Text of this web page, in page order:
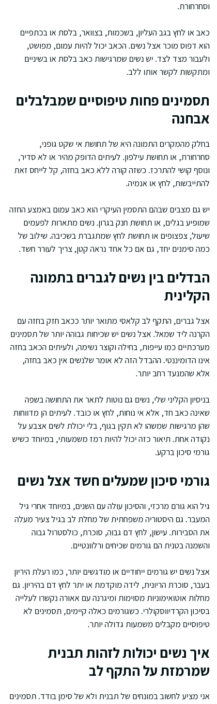
וסחרחורת.
כאב או לחץ בגב העליון, בשכמות, בצוואר, בלסת או בכתפיים
הוא דפוס מוכר אצל נשים. הכאב יכול להיות עמום, מפושט,
ולעבור מצד לצד. יש נשים שמרגישות כאב בלסת או בשיניים
ומתקשות לקשר אותו ללב.
תסמינים פחות טיפוסיים שמבלבלים
אבחנה
בחלק מהמקרים התמונה היא של תחושת אי שקט גופני,
סחרחורת, או תחושת עילפון. לעיתים הדופק מהיר או לא סדיר,
ונוסף קושי להתרכז. כשזה קורה ללא כאב בחזה, קל לייחס זאת
להתייבשות, לחץ או אנמיה.
יש גם מצבים שבהם התסמין העיקרי הוא כאב עמום באמצע החזה
שמופיע בגלים, או תחושת חנק בגרון. נשים מתארות לפעמים
שיעול, צפצופים או תחושת לחץ שמתגברת בשכיבה. שילוב של
כמה סימנים יחד, גם אם כל אחד נראה קטן, צריך לעורר חשד.
הבדלים בין נשים לגברים בתמונה
הקלינית
אצל גברים, התקף לב קלאסי מתואר יותר ככאב חזק בחזה עם
הקרנה ליד שמאל. אצל נשים יש שכיחות גבוהה יותר של תסמינים
מערכתיים כמו עייפות, בחילה וקוצר נשימה, ולעיתים הכאב בחזה
אינו הדומיננטי. ההבדל הזה לא אומר שלנשים אין כאב בחזה,
אלא שהמנעד רחב יותר.
בניסיון הקליני שלי, נשים גם נוטות לתאר את התחושה בשפה
שאינה כאב חד, אלא אי נוחות, לחץ או כובד. לעיתים הן מדווחות
שהן מרגישות שמשהו לא תקין בגוף, בלי יכולת לשים אצבע על
נקודה אחת. תיאור כזה יכול להיות רמז משמעותי, במיוחד כשיש
גורמי סיכון ברקע.
גורמי סיכון שמעלים חשד אצל נשים
גיל הוא גורם מרכזי, והסיכון עולה עם השנים, במיוחד אחרי גיל
המעבר. גם היסטוריה משפחתית של מחלת לב בגיל צעיר מעלה
את הסבירות. עישון, לחץ דם גבוה, סוכרת, כולסטרול גבוה
והשמנה בטנית הם גורמים שכיחים ורלוונטיים.
אצל נשים יש גורמים ייחודיים או מודגשים יותר, כמו רעלת היריון
בעבר, סוכרת הריונית, לידה מוקדמת או יתר לחץ דם בהיריון. גם
מחלות אוטואימוניות מסוימות ומיגרנה עם אאורה נקשרו לעלייה
בסיכון הקרדיווסקולרי. כשגורמים כאלה קיימים, תסמינים לא
טיפוסיים מקבלים משמעות גדולה יותר.
איך נשים יכולות לזהות תבנית
שמרמזת על התקף לב
אני מציע לחשוב במונחים של תבנית ולא של סימן בודד. תסמינים